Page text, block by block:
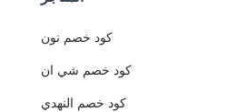
كود خصم نون
كود خصم شي ان
كود خصم النهدي